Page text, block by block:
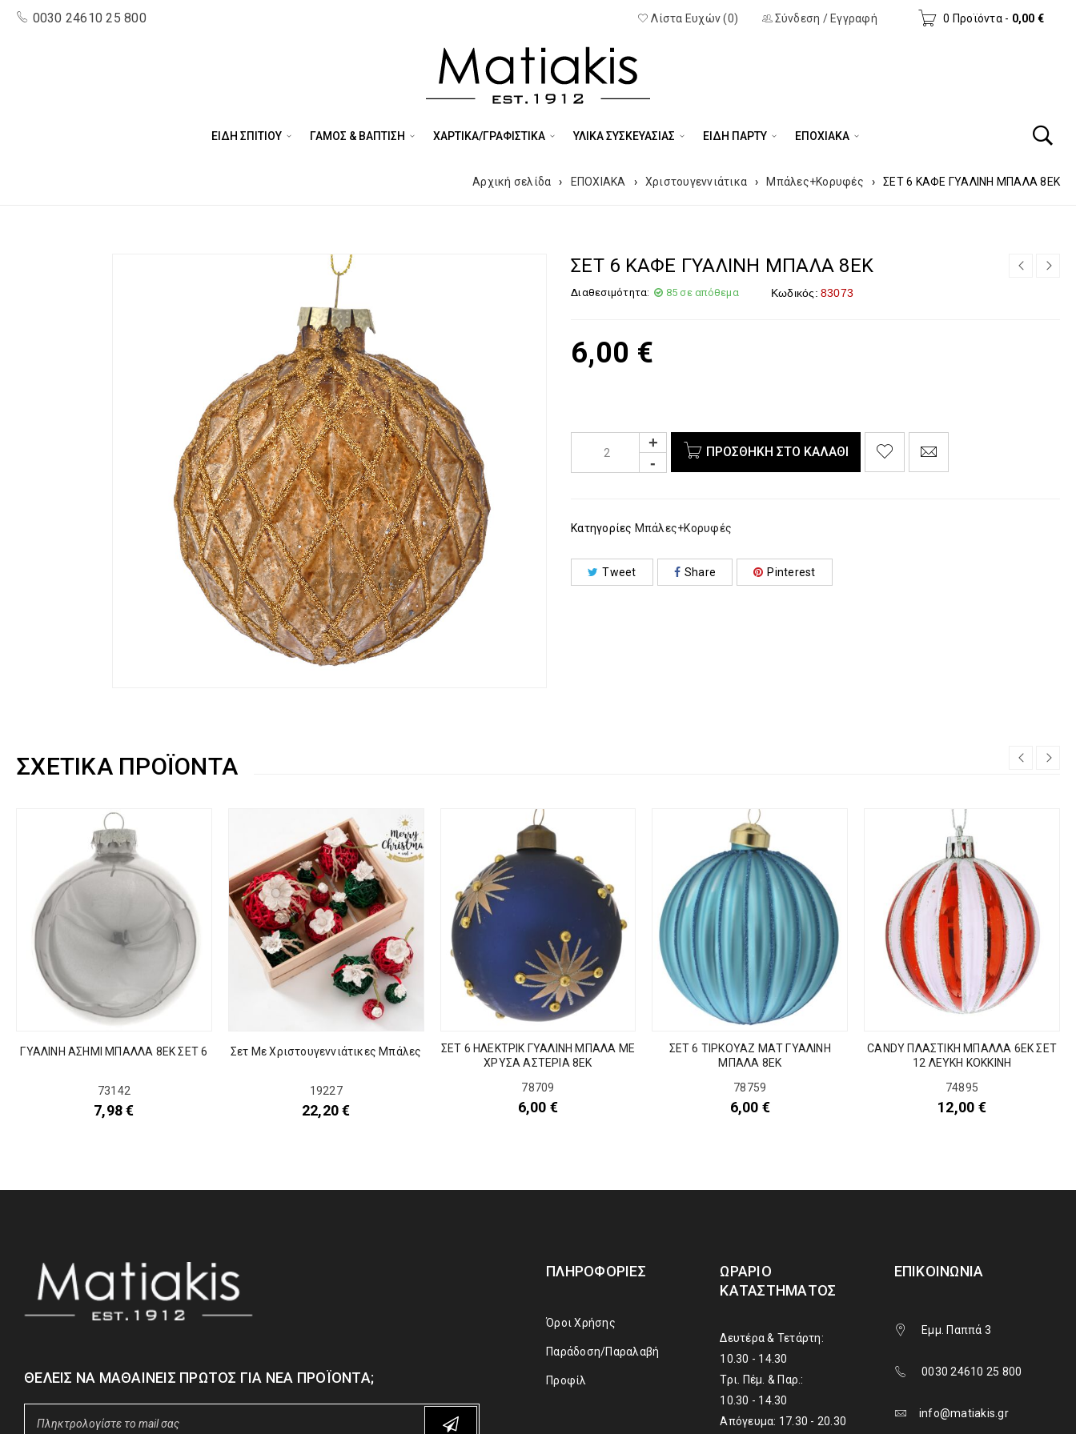
0030 24610 25 800 0 Προϊόντα - 0,00 €
Σύνδεση / Εγγραφή
Λίστα Ευχών (0)
ΕΙΔΗ ΣΠΙΤΙΟΥ ΓΑΜΟΣ & ΒΑΠΤΙΣΗ ΧΑΡΤΙΚΑ/ΓΡΑΦΙΣΤΙΚΑ ΥΛΙΚΑ ΣΥΣΚΕΥΑΣΙΑΣ ΕΊΔΗ ΠΆΡΤΥ ΕΠΟΧΙΑΚΑ
Αρχική σελίδα › ΕΠΟΧΙΑΚΑ › Χριστουγεννιάτικα › Μπάλες+Κορυφές › ΣΕΤ 6 ΚΑΦΕ ΓΥΑΛΙΝΗ ΜΠΑΛΑ 8ΕΚ
ΣΕΤ 6 ΚΑΦΕ ΓΥΑΛΙΝΗ ΜΠΑΛΑ 8ΕΚ
Διαθεσιμότητα: 85 σε απόθεμα Κωδικός: 83073
6,00 €
ΠΡΟΣΘΉΚΗ ΣΤΟ ΚΑΛΆΘΙ
Κατηγορίες Μπάλες+Κορυφές
Tweet Share Pinterest
ΣΧΕΤΙΚΆ ΠΡΟΪΌΝΤΑ
ΓΥΑΛΙΝΗ ΑΣΗΜΙ ΜΠΑΛΛΑ 8ΕΚ ΣΕΤ 6
73142
7,98€
Σετ Με Χριστουγεννιάτικες Μπάλες
19227
22,20€
ΣΕΤ 6 ΗΛΕΚΤΡΙΚ ΓΥΑΛΙΝΗ ΜΠΑΛΑ ΜΕ
ΧΡΥΣΑ ΑΣΤΕΡΙΑ 8ΕΚ
78709
6,00 €
ΣΕΤ 6 ΤΙΡΚΟΥΑΖ ΜΑΤ ΓΥΑΛΙΝΗ
ΜΠΑΛΑ 8ΕΚ
78759
6,00 €
CANDY ΠΛΑΣΤΙΚΗ ΜΠΑΛΛΑ 6ΕΚ ΣΕΤ
12 ΛΕΥΚΗ ΚΟΚΚΙΝΗ
74895
12,00 €
ΘΈΛΕΙΣ ΝΑ ΜΑΘΑΊΝΕΙΣ ΠΡΏΤΟΣ ΓΙΑ ΝΈΑ ΠΡΟΪΌΝΤΑ;
ΠΛΗΡΟΦΟΡΊΕΣ
Όροι Χρήσης
Παράδοση/Παραλαβή
Προφίλ
ΩΡΆΡΙΟ
ΚΑΤΑΣΤΉΜΑΤΟΣ
Δευτέρα & Τετάρτη:
10.30 - 14.30
Τρι. Πέμ. & Παρ.:
10.30 - 14.30
Απόγευμα: 17.30 - 20.30
ΕΠΙΚΟΙΝΩΝΊΑ
Εμμ. Παππά 3
0030 24610 25 800
info@matiakis.gr